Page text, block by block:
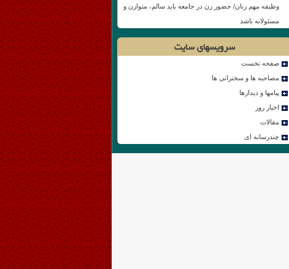
وظیفه مهم زنان/ حضور زن در جامعه باید سالم، متوازن و
مسئولانه باشد
سرویسهای سایت
صفحه نخست
مصاحبه ها و سخنرانی ها
پیامها و دیدارها
اخبار روز
مقالات
چندرسانه ای